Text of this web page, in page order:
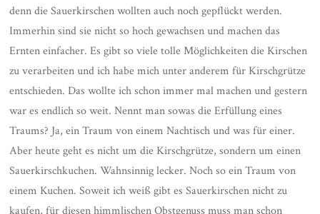
denn die Sauerkirschen wollten auch noch gepflückt werden.
Immerhin sind sie nicht so hoch gewachsen und machen das
Ernten einfacher. Es gibt so viele tolle Möglichkeiten die Kirschen
zu verarbeiten und ich habe mich unter anderem für Kirschgrütze
entschieden. Das wollte ich schon immer mal machen und gestern
war es endlich so weit. Nennt man sowas die Erfüllung eines
Traums? Ja, ein Traum von einem Nachtisch und was für einer.
Aber heute geht es nicht um die Kirschgrütze, sondern um einen
Sauerkirschkuchen. Wahnsinnig lecker. Noch so ein Traum von
einem Kuchen. Soweit ich weiß gibt es Sauerkirschen nicht zu
kaufen, für diesen himmlischen Obstgenuss muss man schon